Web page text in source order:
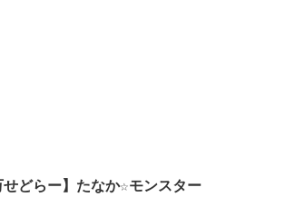
せどらー】たなか☆モンスター